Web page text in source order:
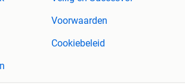
Voorwaarden
Cookiebeleid